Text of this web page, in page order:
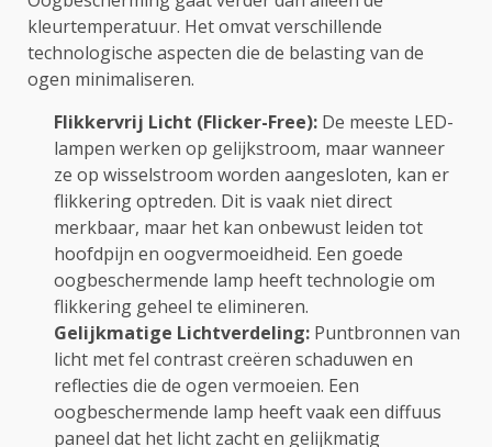
kleurtemperatuur. Het omvat verschillende
technologische aspecten die de belasting van de
ogen minimaliseren.
Flikkervrij Licht (Flicker-Free): De meeste LED-
lampen werken op gelijkstroom, maar wanneer
ze op wisselstroom worden aangesloten, kan er
flikkering optreden. Dit is vaak niet direct
merkbaar, maar het kan onbewust leiden tot
hoofdpijn en oogvermoeidheid. Een goede
oogbeschermende lamp heeft technologie om
flikkering geheel te elimineren.
Gelijkmatige Lichtverdeling: Puntbronnen van
licht met fel contrast creëren schaduwen en
reflecties die de ogen vermoeien. Een
oogbeschermende lamp heeft vaak een diffuus
paneel dat het licht zacht en gelijkmatig